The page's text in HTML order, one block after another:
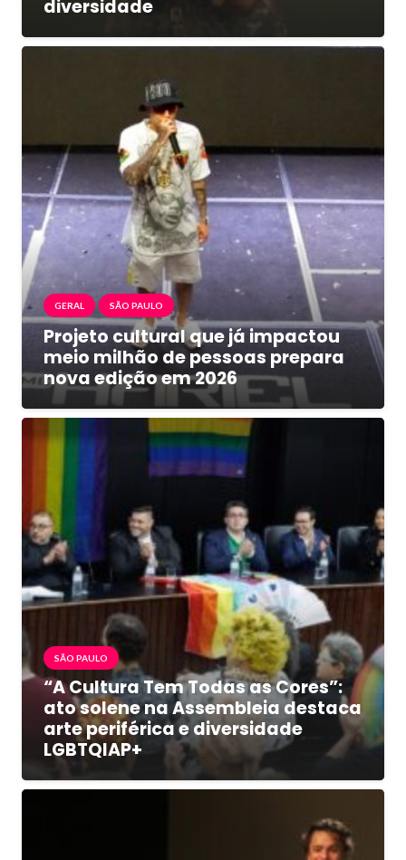
diversidade
GERAL SÃO PAULO
Projeto cultural que já impactou
meio milhão de pessoas prepara
nova edição em 2026
SÃO PAULO
“A Cultura Tem Todas as Cores”:
ato solene na Assembleia destaca
arte periférica e diversidade
LGBTQIAP+